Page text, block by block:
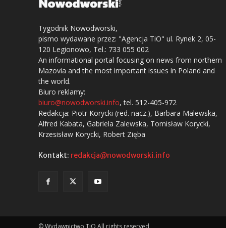
Tygodnik Nowodworski,
pismo wydawane przez: "Agencja TiO" ul. Rynek 2, 05-
120 Legionowo, Tel.: 733 055 002
An informational portal focusing on news from northern
Mazovia and the most important issues in Poland and
the world.
Biuro reklamy:
biuro@nowodworski.info, tel. 512-405-972
Redakcja: Piotr Korycki (red. nacz.), Barbara Malewska,
Alfred Kabata, Gabriela Zalewska, Tomisław Korycki,
Krzesisław Korycki, Robert Zięba
Kontakt: redakcja@nowodworski.info
© Wydawnictwo TiO All rights reserved